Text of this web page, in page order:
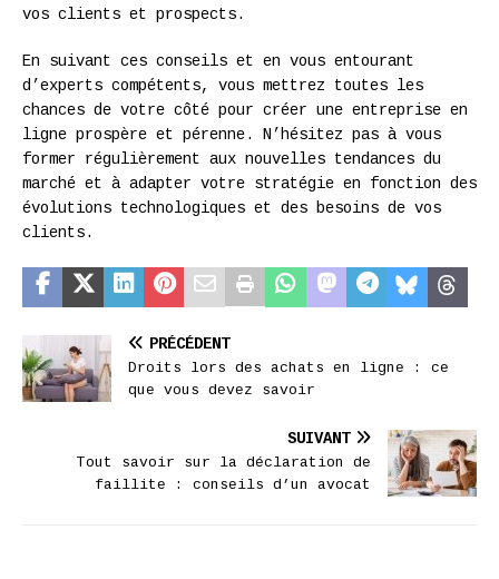
vos clients et prospects.
En suivant ces conseils et en vous entourant
d’experts compétents, vous mettrez toutes les
chances de votre côté pour créer une entreprise en
ligne prospère et pérenne. N’hésitez pas à vous
former régulièrement aux nouvelles tendances du
marché et à adapter votre stratégie en fonction des
évolutions technologiques et des besoins de vos
clients.
PRÉCÉDENT
Droits lors des achats en ligne : ce
que vous devez savoir
SUIVANT
Tout savoir sur la déclaration de
faillite : conseils d’un avocat